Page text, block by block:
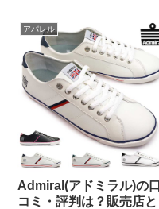
アパレル
Admiral(アドミラル)の口
コミ・評判は？販売店と